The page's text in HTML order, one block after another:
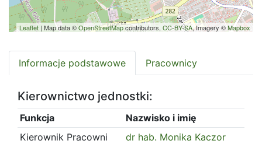
Leaflet | Map data ©OpenStreetMapcontributors, CC-BY-SA, Imagery ©Mapbox
Informacje podstawowe Pracownicy
Kierownictwo jednostki:
Funkcja
Nazwisko i imię
Kierownik Pracowni
dr hab. Monika Kaczor